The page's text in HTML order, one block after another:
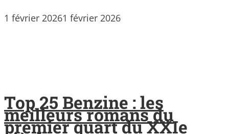
1 février 20261 février 2026
Top 25 Benzine : les
meilleurs romans du
premier quart du XXIe